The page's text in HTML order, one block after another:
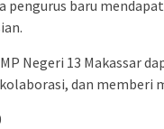
pengurus baru
Negeri 13 Makassar
dan memberi